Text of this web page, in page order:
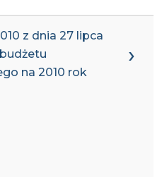
z dnia 27 lipca
na 2010 rok